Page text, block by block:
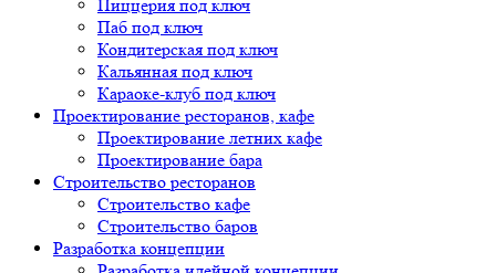
Пиццерия под ключ
Паб под ключ
Кондитерская под ключ
Кальянная под ключ
Караоке-клуб под ключ
Проектирование ресторанов, кафе
Проектирование летних кафе
Проектирование бара
Строительство ресторанов
Строительство кафе
Строительство баров
Разработка концепции